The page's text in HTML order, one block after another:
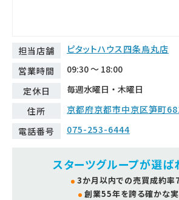
担当店舗
ピタットハウス四条烏丸店
営業時間
09:30 ～ 18:00
定休日
毎週水曜日・木曜日
住所
京都府京都市中京区笋町
電話番号
075-253-6444
スターツグループが選ば
3か月以内での売買成約
創業55年を誇る確かな